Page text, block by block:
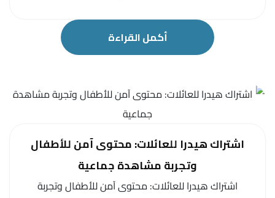
أكمل القراءة
اشتراك هيدرا للعائلات: محتوى آمن للأطفال
وتجربة مشاهدة جماعية
اشتراك هيدرا للعائلات: محتوى آمن للأطفال وتجربة